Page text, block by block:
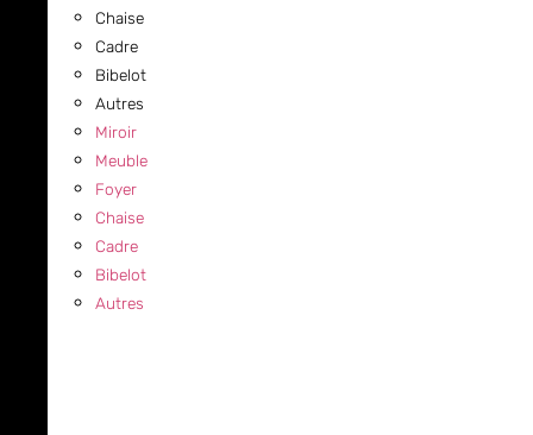
Chaise
Cadre
Bibelot
Autres
Miroir
Meuble
Foyer
Chaise
Cadre
Bibelot
Autres